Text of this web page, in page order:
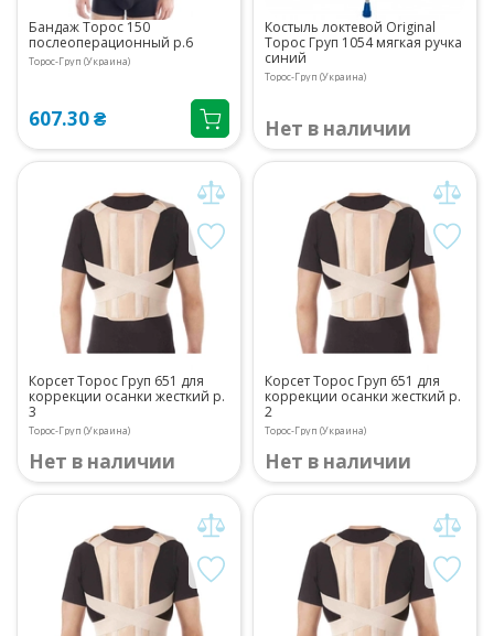
Бандаж Торос 150
послеоперационный р.6
Торос-Груп (Украина)
607.30 ₴
Костыль локтевой Original
Торос Груп 1054 мягкая ручка
синий
Торос-Груп (Украина)
Нет в наличии
Корсет Торос Груп 651 для
коррекции осанки жесткий р.
3
Торос-Груп (Украина)
Нет в наличии
Корсет Торос Груп 651 для
коррекции осанки жесткий р.
2
Торос-Груп (Украина)
Нет в наличии